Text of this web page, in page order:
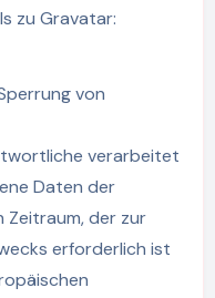
zu Gravatar:
von
verarbeitet
Daten der
der zur
erforderlich ist